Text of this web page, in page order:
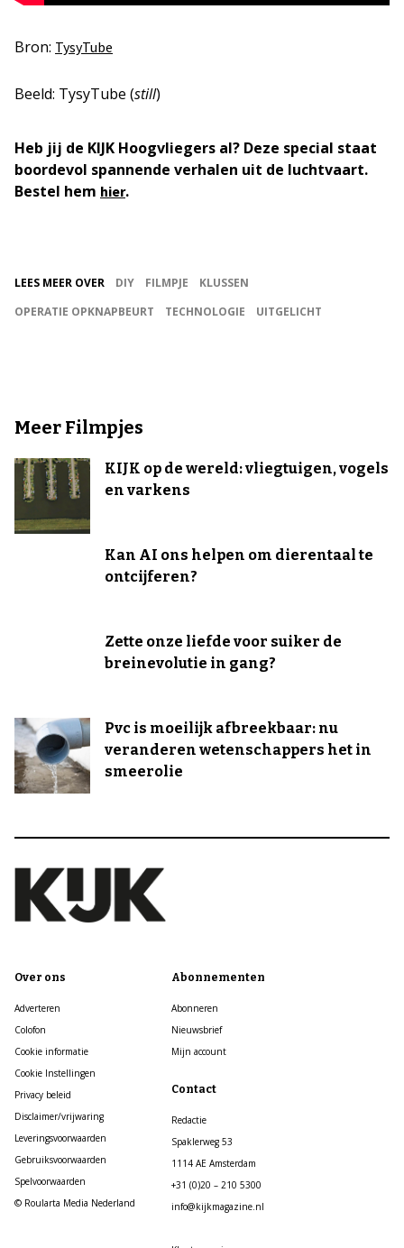
Bron: TysyTube
Beeld: TysyTube (still)
Heb jij de KIJK Hoogvliegers al? Deze special staat
boordevol spannende verhalen uit de luchtvaart.
Bestel hem hier.
LEES MEER OVER DIY FILMPJE
KLUSSEN
OPERATIE OPKNAPBEURT
TECHNOLOGIE UITGELICHT
Meer Filmpjes
KIJK op de wereld: vliegtuigen, vogels
en varkens
Kan AI ons helpen om dierentaal te
ontcijferen?
Zette onze liefde voor suiker de
breinevolutie in gang?
Pvc is moeilijk afbreekbaar: nu
veranderen wetenschappers het in
smeerolie
Over ons
Adverteren
Colofon
Cookie informatie
Cookie Instellingen
Privacy beleid
Disclaimer/vrijwaring
Leveringsvoorwaarden
Gebruiksvoorwaarden
Spelvoorwaarden
© Roularta Media Nederland
Abonnementen
Abonneren
Nieuwsbrief
Mijn account
Contact
Redactie
Spaklerweg 53
1114 AE Amsterdam
+31 (0)20 – 210 5300
info@kijkmagazine.nl